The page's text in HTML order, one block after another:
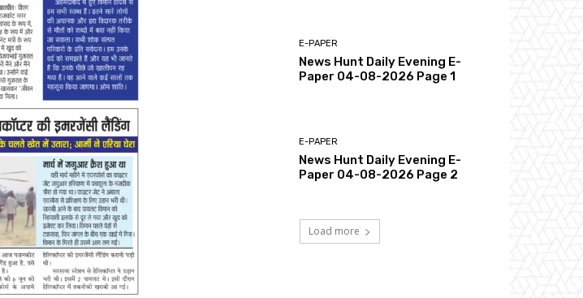
E-PAPER
News Hunt Daily Evening E-
Paper 04-08-2026 Page 1
E-PAPER
News Hunt Daily Evening E-
Paper 04-08-2026 Page 2
Load more